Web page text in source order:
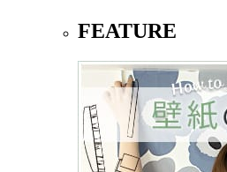
FEATURE